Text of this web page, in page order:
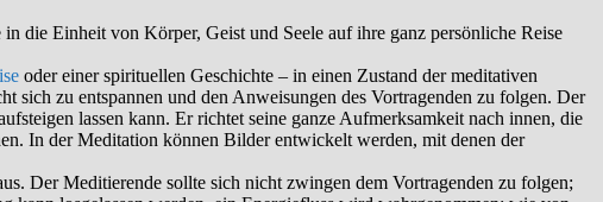
die Einheit von Körper, Geist und Seele auf ihre ganz persönliche Reise
oder einer spirituellen Geschichte – in einen Zustand der meditativen
zu entspannen und den Anweisungen des Vortragenden zu folgen. Der
lassen kann. Er richtet seine ganze Aufmerksamkeit nach innen, die
In der Meditation können Bilder entwickelt werden, mit denen der
Der Meditierende sollte sich nicht zwingen dem Vortragenden zu folgen;